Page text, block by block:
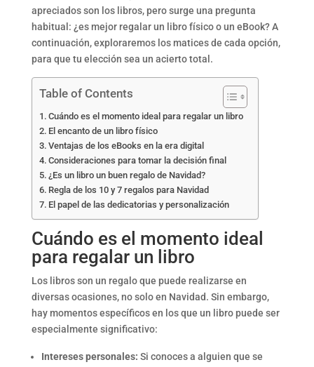
apreciados son los libros, pero surge una pregunta
habitual: ¿es mejor regalar un libro físico o un eBook? A
continuación, exploraremos los matices de cada opción,
para que tu elección sea un acierto total.
Table of Contents
Cuándo es el momento ideal para regalar un libro
El encanto de un libro físico
Ventajas de los eBooks en la era digital
Consideraciones para tomar la decisión final
¿Es un libro un buen regalo de Navidad?
Regla de los 10 y 7 regalos para Navidad
El papel de las dedicatorias y personalización
Cuándo es el momento ideal
para regalar un libro
Los libros son un regalo que puede realizarse en
diversas ocasiones, no solo en Navidad. Sin embargo,
hay momentos específicos en los que un libro puede ser
especialmente significativo:
Intereses personales: Si conoces a alguien que se